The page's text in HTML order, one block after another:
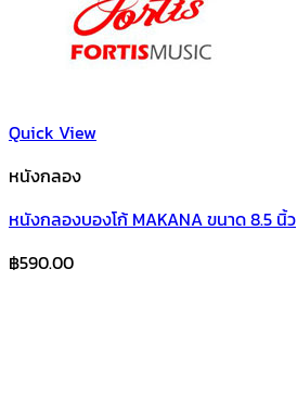
Quick View
หนังกลอง
หนังกลองบองโก้ MAKANA ขนาด 8.5 นิ้ว
฿590.00